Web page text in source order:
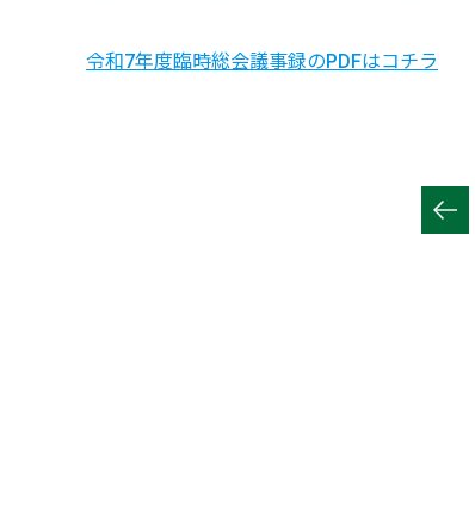
令和7年度臨時総会議事録のPDFはコチラ